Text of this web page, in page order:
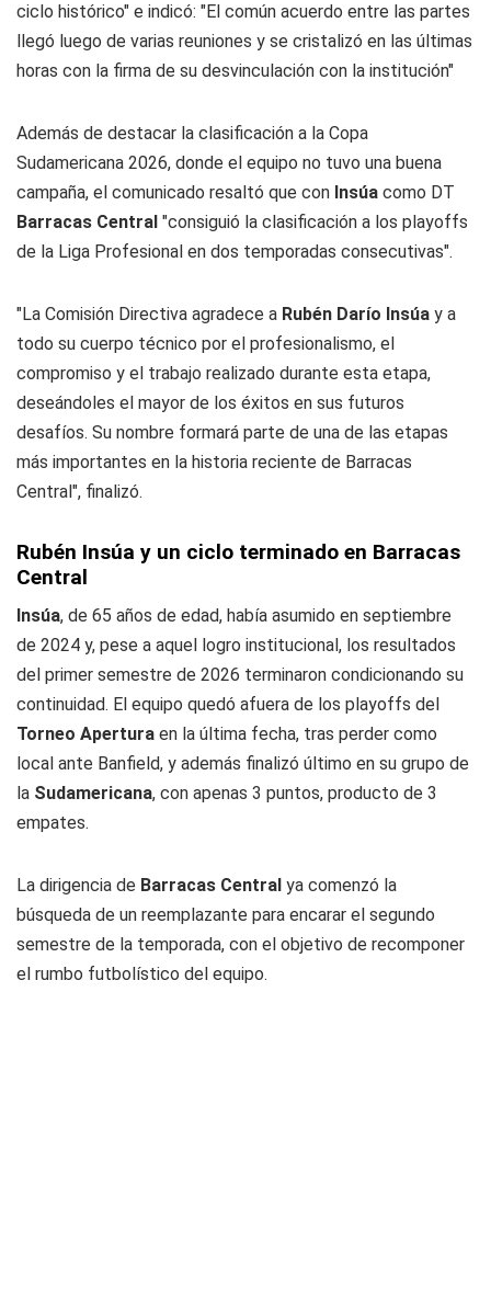
ciclo histórico" e indicó: "El común acuerdo entre las partes
llegó luego de varias reuniones y se cristalizó en las últimas
horas con la firma de su desvinculación con la institución"
Además de destacar la clasificación a la Copa
Sudamericana 2026, donde el equipo no tuvo una buena
campaña, el comunicado resaltó que con Insúa como DT
Barracas Central "consiguió la clasificación a los playoffs
de la Liga Profesional en dos temporadas consecutivas".
"La Comisión Directiva agradece a Rubén Darío Insúa y a
todo su cuerpo técnico por el profesionalismo, el
compromiso y el trabajo realizado durante esta etapa,
deseándoles el mayor de los éxitos en sus futuros
desafíos. Su nombre formará parte de una de las etapas
más importantes en la historia reciente de Barracas
Central", finalizó.
Rubén Insúa y un ciclo terminado en Barracas
Central
Insúa, de 65 años de edad, había asumido en septiembre
de 2024 y, pese a aquel logro institucional, los resultados
del primer semestre de 2026 terminaron condicionando su
continuidad. El equipo quedó afuera de los playoffs del
Torneo Apertura en la última fecha, tras perder como
local ante Banfield, y además finalizó último en su grupo de
la Sudamericana, con apenas 3 puntos, producto de 3
empates.
La dirigencia de Barracas Central ya comenzó la
búsqueda de un reemplazante para encarar el segundo
semestre de la temporada, con el objetivo de recomponer
el rumbo futbolístico del equipo.